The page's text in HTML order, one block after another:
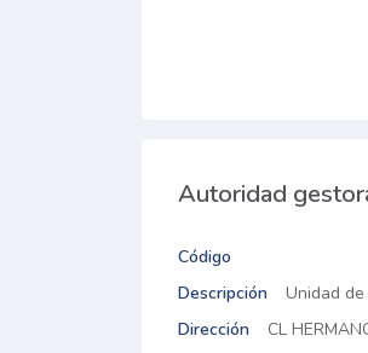
Autoridad
Código
Descripción
Unidad
Dirección
CL